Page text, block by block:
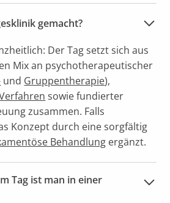
gemacht?
Der Tag setzt sich aus
Mix an psychotherapeutischer
und Gruppentherapie),
sowie fundierter
zusammen. Falls
Konzept durch eine sorgfältig
Behandlung ergänzt.
Tag ist man in einer